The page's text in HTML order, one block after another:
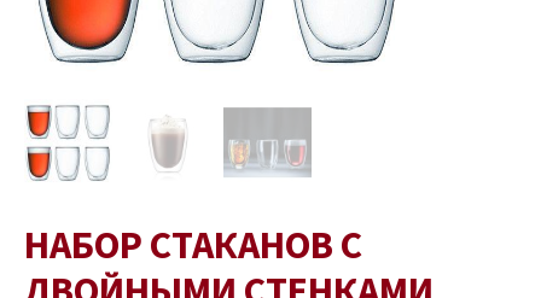
НАБОР СТАКАНОВ С
мл
(4559-
10-
12)